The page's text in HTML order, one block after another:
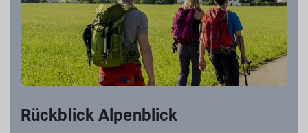
Rückblick Alpenblick